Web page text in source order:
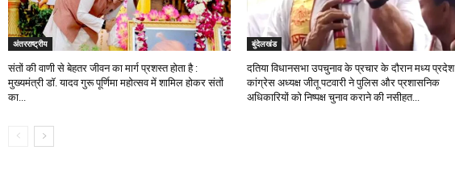
अंतरराष्ट्रीय
संतों की वाणी से बेहतर जीवन का मार्ग प्रशस्त होता है :
मुख्यमंत्री डॉ. यादव गुरू पूर्णिमा महोत्सव में शामिल होकर संतों
का...
बुंदेलखंड
दतिया विधानसभा उपचुनाव के प्रचार के दौरान मध्य प्रदेश
कांग्रेस अध्यक्ष जीतू पटवारी ने पुलिस और प्रशासनिक
अधिकारियों को निष्पक्ष चुनाव कराने की नसीहत...